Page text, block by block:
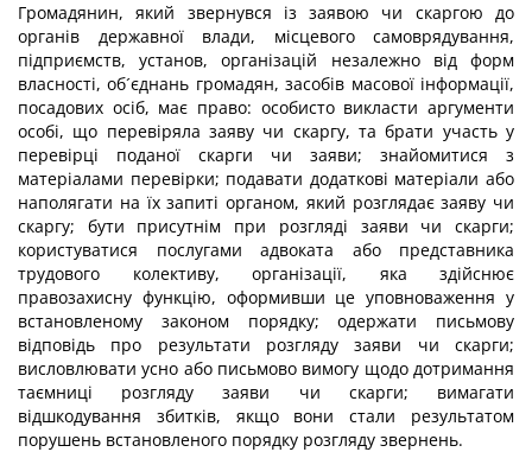
Громадянин, який звернувся із заявою чи скаргою до
органів державної влади, місцевого самоврядування,
підприємств, установ, організацій незалежно від форм
власності, об´єднань громадян, засобів масової інформації,
посадових осіб, має право: особисто викласти аргументи
особі, що перевіряла заяву чи скаргу, та брати участь у
перевірці поданої скарги чи заяви; знайомитися з
матеріалами перевірки; подавати додаткові матеріали або
наполягати на їх запиті органом, який розглядає заяву чи
скаргу; бути присутнім при розгляді заяви чи скарги;
користуватися послугами адвоката або представника
трудового колективу, організації, яка здійснює
правозахисну функцію, оформивши це уповноваження у
встановленому законом порядку; одержати письмову
відповідь про результати розгляду заяви чи скарги;
висловлювати усно або письмово вимогу щодо дотримання
таємниці розгляду заяви чи скарги; вимагати
відшкодування збитків, якщо вони стали результатом
порушень встановленого порядку розгляду звернень.